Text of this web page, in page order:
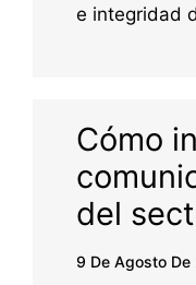
e integridad
Cómo
del
9 De Agosto De